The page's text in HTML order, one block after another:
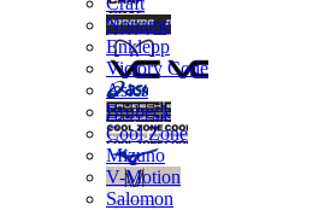
Noname
Enklepp
Victory Code
Asics
Brubeck
Cool Zone
Mizuno
V-Motion
Salomon